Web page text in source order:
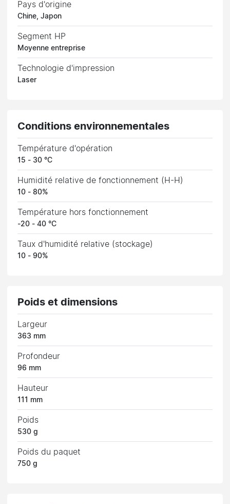
Pays d'origine
Chine, Japon
Segment HP
Moyenne entreprise
Technologie d'impression
Laser
Conditions environnementales
Température d'opération
15 - 30 °C
Humidité relative de fonctionnement (H-H)
10 - 80%
Température hors fonctionnement
-20 - 40 °C
Taux d'humidité relative (stockage)
10 - 90%
Poids et dimensions
Largeur
363 mm
Profondeur
96 mm
Hauteur
111 mm
Poids
530 g
Poids du paquet
750 g